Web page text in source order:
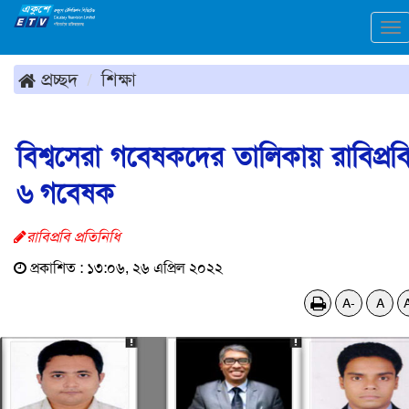
প্রচ্ছদ শিক্ষা
বিশ্বসেরা গবেষকদের তালিকায়
৬ গবেষক
রাবিপ্রবি প্রতিনিধি
প্রকাশিত : ১৩:০৬, ২৬ এপ্রিল ২০২২
A- A